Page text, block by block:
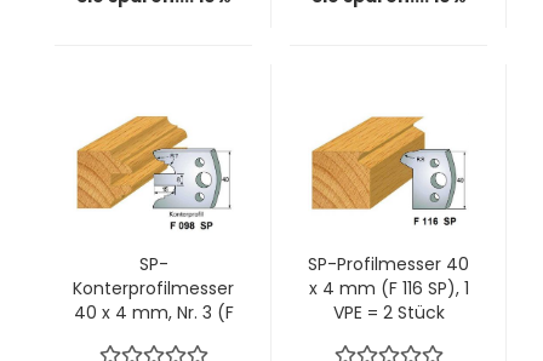
SP-
Konterprofilmesser
40 x 4 mm, Nr. 3 (F
SP-Profilmesser 40
x 4 mm (F 116 SP), 1
VPE = 2 Stück